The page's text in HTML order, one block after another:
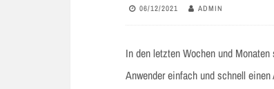
06/12/2021 ADMIN
In den letzten Wochen und
Anwender einfach und schnell